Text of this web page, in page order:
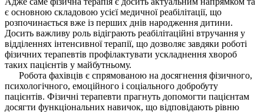
є основною складовою усієї медичної реабілітації, що
розпочинається вже із перших днів народження дитини.
Досить важливу роль відіграють реабілітаційні втручання у
відділеннях інтенсивної терапії, що дозволяє завдяки роботі
фізичних терапевтів профілактувати ускладнення хвороб
таких пацієнтів у майбутньому.
Робота фахівців є спрямованою на досягнення фізичного,
психологічного, емоційного і соціального добробуту
пацієнтів. Фізичні терапевти прагнуть допомогти пацієнтам
досягти функціональних навичок, що відповідають рівню